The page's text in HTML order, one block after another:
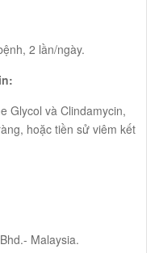
duyệt. Mua thuốc ARV ở
Nai tốt nhất Mua thuốc
lây nhiễm HIV không?
2 lần/ngày.
:
Glycol và Clindamycin,
hoặc tiền sử viêm kết
Malaysia.